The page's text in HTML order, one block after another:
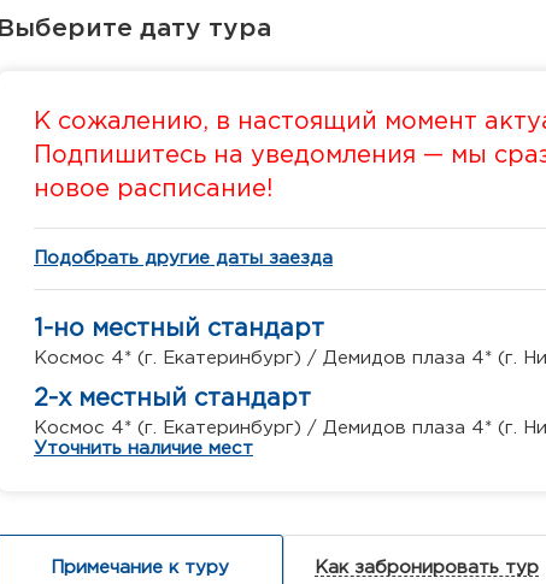
Выберите дату тура
К сожалению, в настоящий момент
Подпишитесь на уведомления — мы
новое расписание!
Подобрать другие даты заезда
1-но местный стандарт
Космос 4* (г. Екатеринбург) / Демидов плаза 4* (г.
2-х местный стандарт
Космос 4* (г. Екатеринбург) / Демидов плаза 4* (г.
Уточнить наличие мест
Примечание к туру Как забронировать тур